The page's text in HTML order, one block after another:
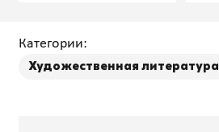
Категории:
Художественная литература